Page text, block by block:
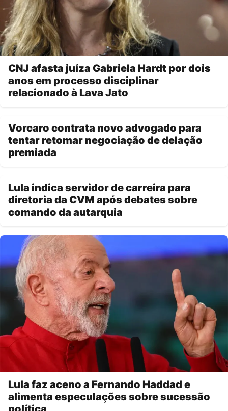
CNJ afasta juíza Gabriela Hardt por dois
anos em processo disciplinar
relacionado à Lava Jato
Vorcaro contrata novo advogado para
tentar retomar negociação de delação
premiada
Lula indica servidor de carreira para
diretoria da CVM após debates sobre
comando da autarquia
Lula faz aceno a Fernando Haddad e
alimenta especulações sobre sucessão